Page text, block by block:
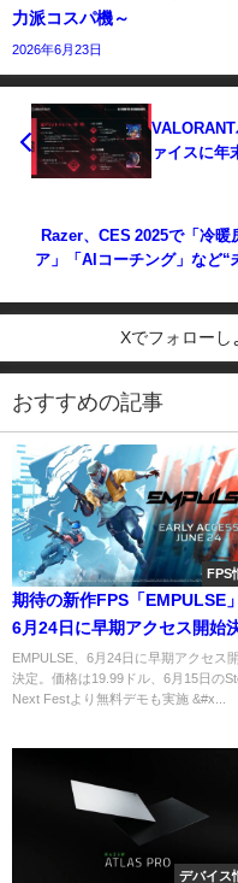
力派コスパ機～
2026年6月23日
ァイスに年
Razer、CES 2025で「冷暖
ア」「AIコーチング」など“
Xでフォローし
おすすめの記事
FPS
期待の新作FPS「EMPULSE」
6月24日に早期アクセス開始
定。システムなど詳細まとめ
EMPULSE、6月24日に早期アクセス
決定。価格は19.99ドル、6月15日の
Next Festより無料デモも実施 &#x...
デバイス